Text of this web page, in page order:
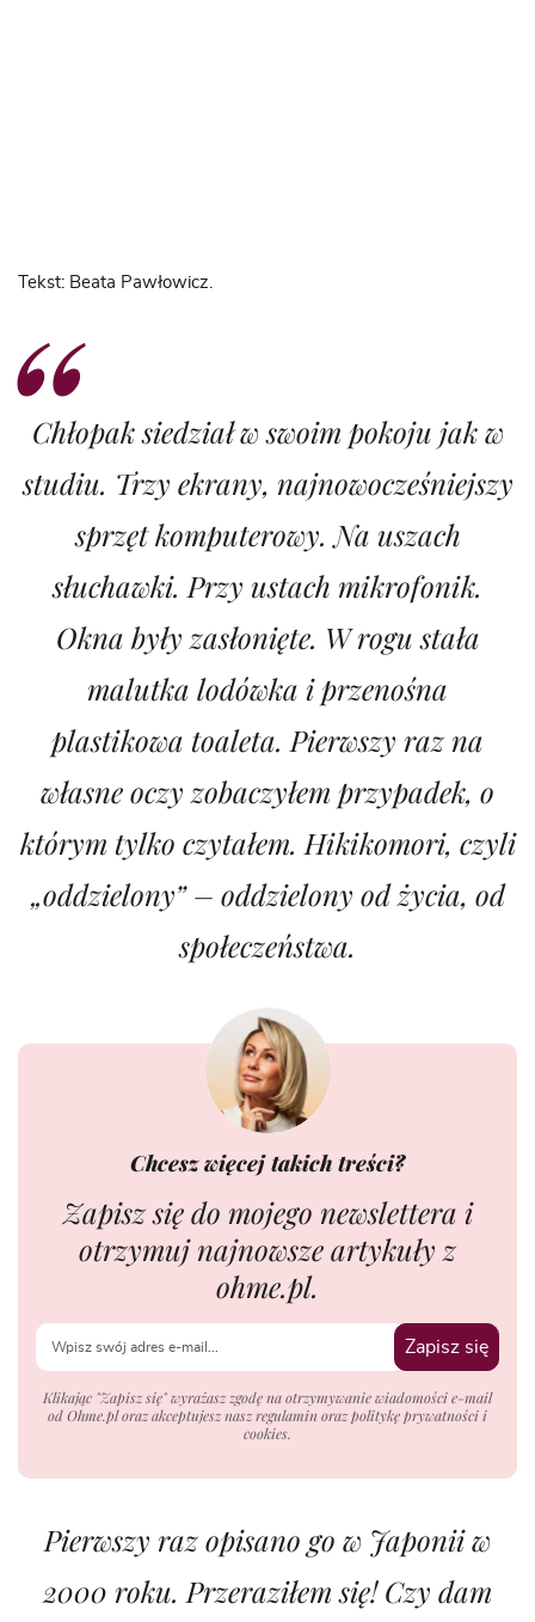
Tekst: Beata Pawłowicz.
Chłopak siedział w swoim pokoju jak w
studiu. Trzy ekrany, najnowocześniejszy
sprzęt komputerowy. Na uszach
słuchawki. Przy ustach mikrofonik.
Okna były zasłonięte. W rogu stała
malutka lodówka i przenośna
plastikowa toaleta. Pierwszy raz na
własne oczy zobaczyłem przypadek, o
którym tylko czytałem. Hikikomori, czyli
„oddzielony” – oddzielony od życia, od
społeczeństwa.
Chcesz więcej takich treści?
Zapisz się do mojego newslettera i
otrzymuj najnowsze artykuły z
ohme.pl.
Zapisz się
Klikając "Zapisz się" wyrażasz zgodę na otrzymywanie wiadomości e-mail
od Ohme.pl oraz akceptujesz nasz regulamin oraz politykę prywatności i
cookies.
Pierwszy raz opisano go w Japonii w
2000 roku. Przeraziłem się! Czy dam